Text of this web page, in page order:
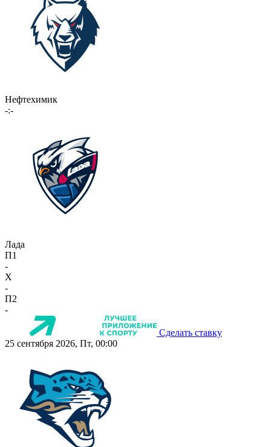
Нефтехимик
-:-
Лада
П1
-
X
-
П2
-
Сделать ставку
25 сентября 2026, Пт, 00:00